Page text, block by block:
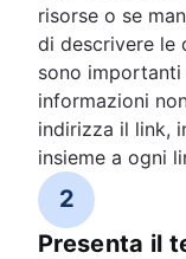
risorse o se
di descrivere le
sono importanti
informazioni
indirizza il link,
insieme a ogni
2
Presenta il